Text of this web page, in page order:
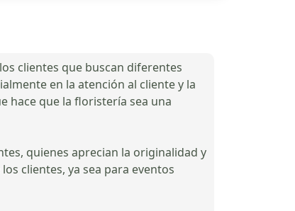
clientes que buscan diferentes
en la atención al cliente y la
hace que la floristería sea una
quienes aprecian la originalidad y
clientes, ya sea para eventos